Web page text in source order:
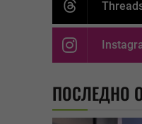
ПОСЛЕДНО